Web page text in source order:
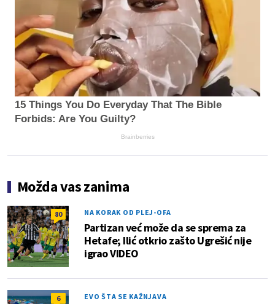
15 Things You Do Everyday That The Bible
Forbids: Are You Guilty?
Brainberries
Možda vas zanima
80 NA KORAK OD PLEJ-OFA
Partizan već može da se sprema za
Hetafe; Ilić otkrio zašto Ugrešić nije
igrao VIDEO
6 EVO ŠTA SE KAŽNJAVA